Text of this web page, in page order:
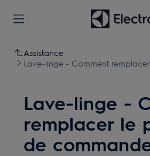
Assistance
Lave-linge - Comment
Lave-linge -
remplacer le
de